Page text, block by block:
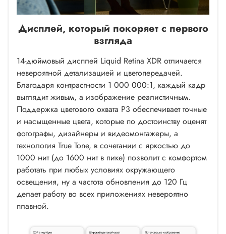
Дисплей, который покоряет с первого
взгляда
14-дюймовый дисплей Liquid Retina XDR отличается
невероятной детализацией и цветопередачей.
Благодаря контрастности 1 000 000:1, каждый кадр
выглядит живым, а изображение реалистичным.
Поддержка цветового охвата P3 обеспечивает точные
и насыщенные цвета, которые по достоинству оценят
фотографы, дизайнеры и видеомонтажеры, а
технология True Tone, в сочетании с яркостью до
1000 нит (до 1600 нит в пике) позволит с комфортом
работать при любых условиях окружающего
освещения, ну а частота обновления до 120 Гц
делает работу во всех приложениях невероятно
плавной.